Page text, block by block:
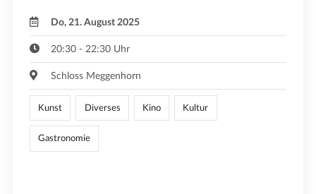
Do, 21. August 2025
20:30 - 22:30 Uhr
Schloss Meggenhorn
Kunst Diverses Kino Kultur
Gastronomie